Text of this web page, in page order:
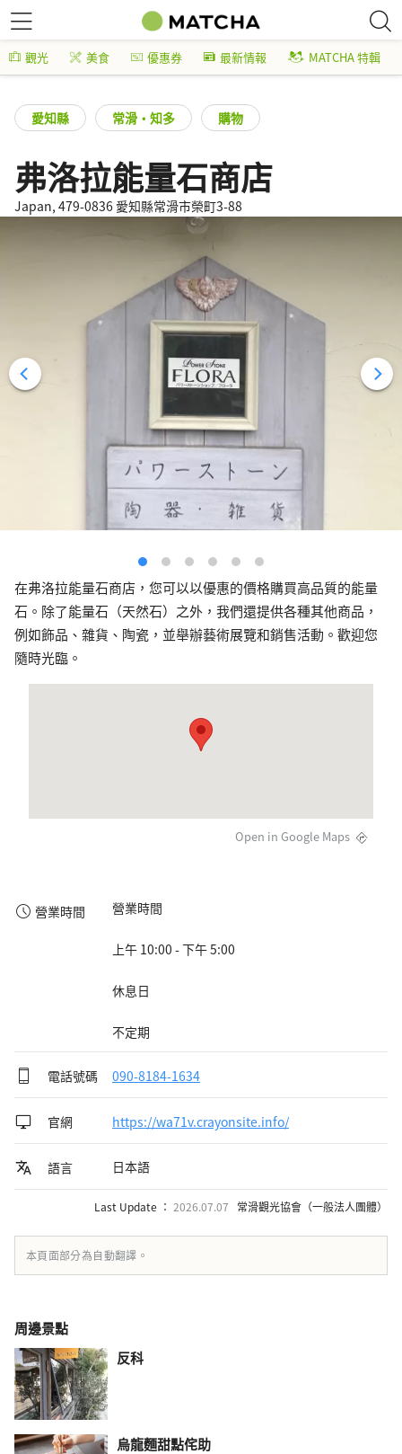
觀光 美食 優惠券 最新情報 MATCHA 特輯
愛知縣 常滑・知多 購物
弗洛拉能量石商店
Japan, 479-0836 愛知縣常滑市榮町3-88
在弗洛拉能量石商店，您可以以優惠的價格購買高品質的能量
石。除了能量石（天然石）之外，我們還提供各種其他商品，
例如飾品、雜貨、陶瓷，並舉辦藝術展覽和銷售活動。歡迎您
隨時光臨。
Open in Google Maps
營業時間 營業時間
上午 10:00 - 下午 5:00
休息日
不定期
電話號碼 090-8184-1634
官網 https://wa71v.crayonsite.info/
語言 日本語
Last Update ： 2026.07.07 常滑觀光協會（一般法人團體）
本頁面部分為自動翻譯。
周邊景點
反科
烏龍麵甜點侘助